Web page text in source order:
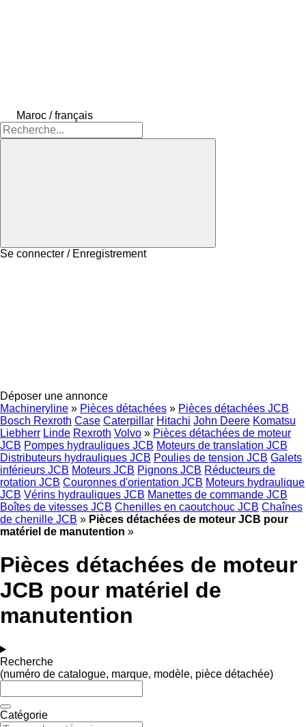
Maroc / français
Se connecter / Enregistrement
Déposer une annonce
Machineryline » Pièces détachées » Pièces détachées JCB
Bosch Rexroth Case Caterpillar Hitachi John Deere Komatsu
Liebherr Linde Rexroth Volvo » Pièces détachées de moteur
JCB Pompes hydrauliques JCB Moteurs de translation JCB
Distributeurs hydrauliques JCB Poulies de tension JCB Galets
inférieurs JCB Moteurs JCB Pignons JCB Réducteurs de
rotation JCB Couronnes d'orientation JCB Moteurs hydraulique
JCB Vérins hydrauliques JCB Manettes de commande JCB
Boîtes de vitesses JCB Chenilles en caoutchouc JCB Chaînes
de chenille JCB » Pièces détachées de moteur JCB pour
matériel de manutention »
Pièces détachées de moteur
JCB pour matériel de
manutention
Recherche
(numéro de catalogue, marque, modèle, pièce détachée)
Catégorie